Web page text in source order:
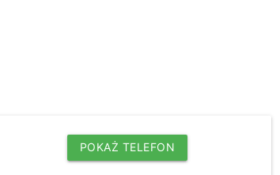
POKAŻ TELEFON